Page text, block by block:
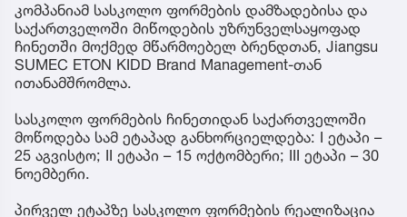
კომპანიამ სასკოლო ფორმების დამზადებისა და
საქართველოში მიწოდების უზრუნველსაყოფად
ჩინეთში მოქმედ მწარმოებელ ბრენდთან, Jiangsu
SUMEC ETON KIDD Brand Management-თან
ითანამშრომლა.
სასკოლო ფორმების ჩინეთიდან საქართველოში
მოწოდება სამ ეტაპად განხორციელდება: I ეტაპი –
25 აგვისტო; II ეტაპი – 15 ოქტომბერი; III ეტაპი – 30
ნოემბერი.
პირველ ეტაპზე სასკოლო ფორმების რეალიზაცია